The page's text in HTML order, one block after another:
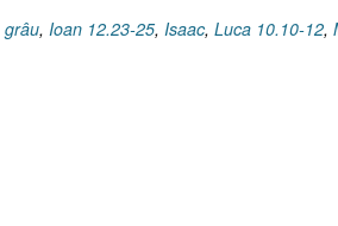
25]”
grâu, Ioan 12.23-25, Isaac, Luca 10.10-12,